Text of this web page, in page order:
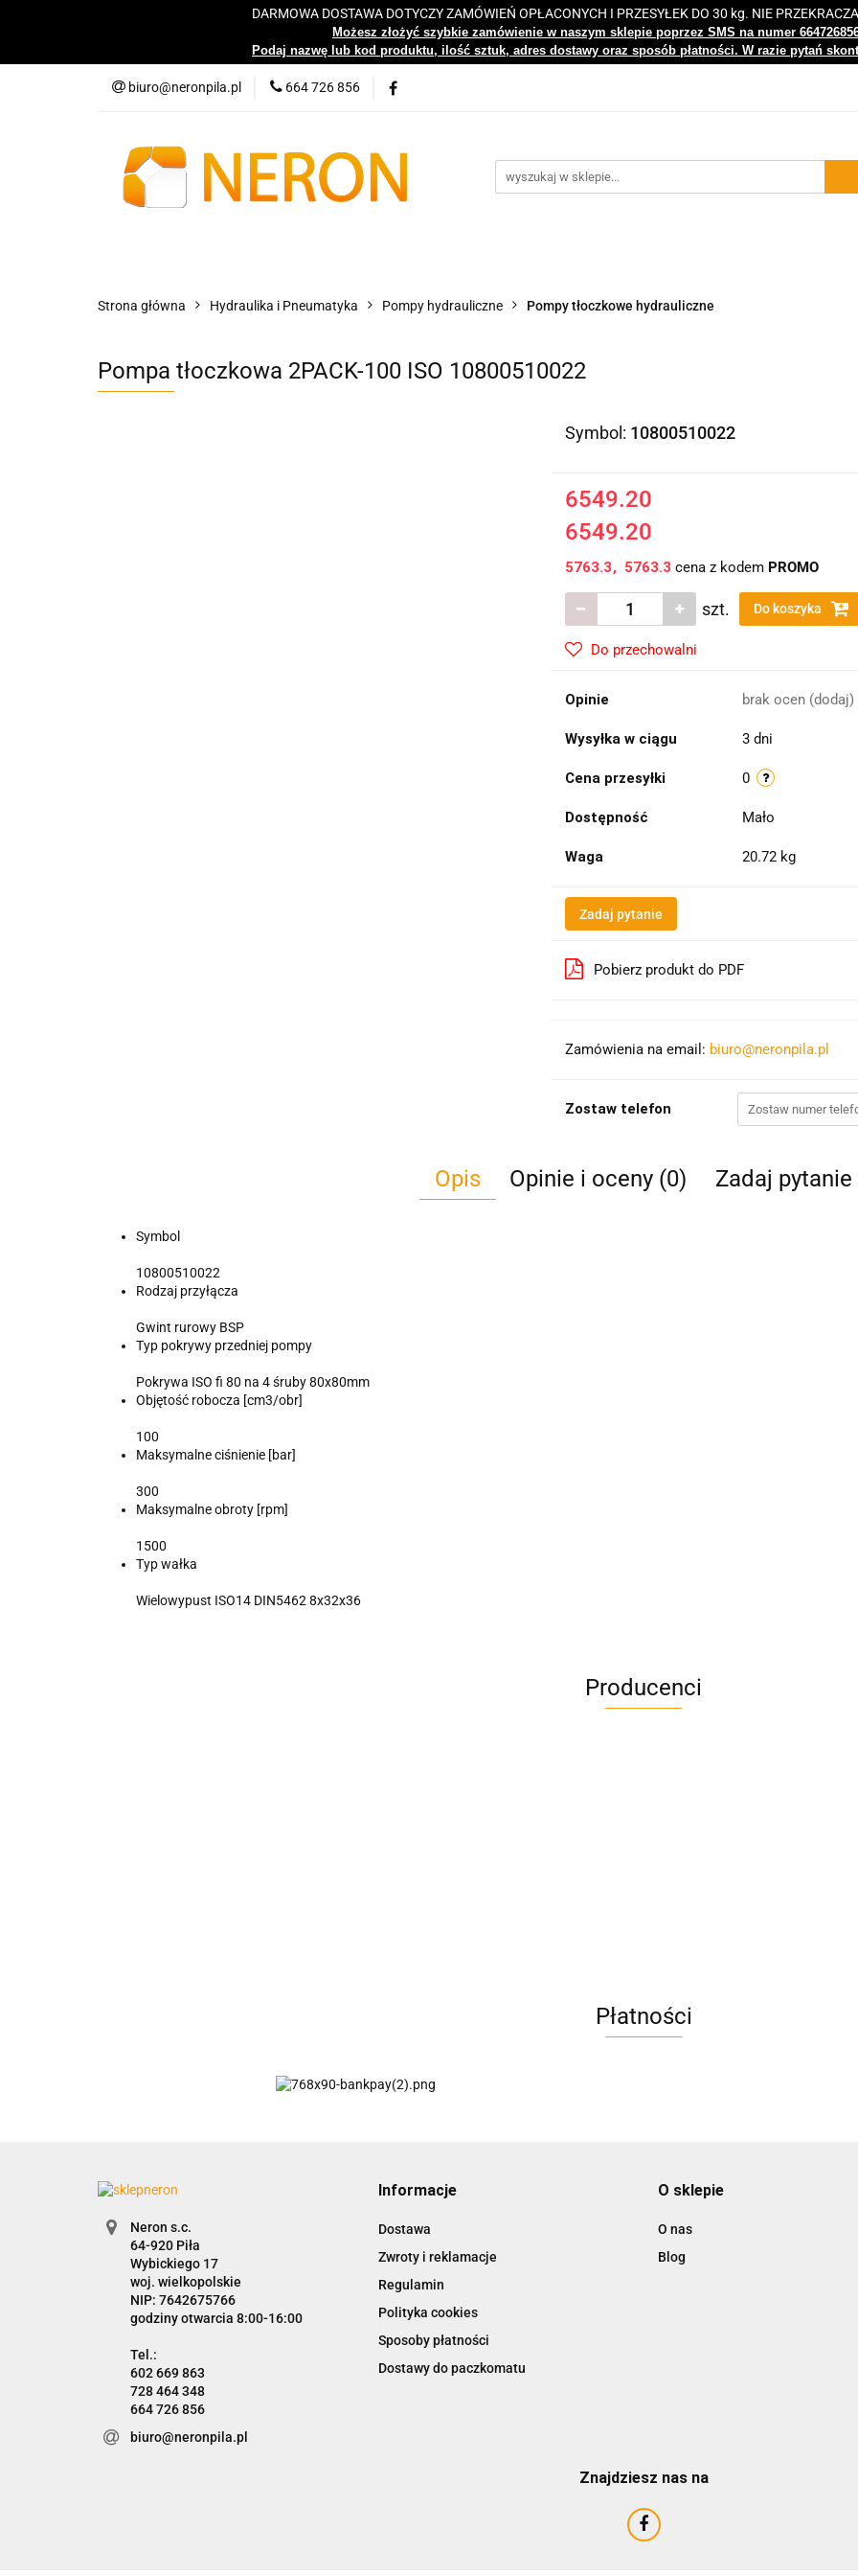
DARMOWA DOSTAWA DOTYCZY ZAMÓWIEŃ OPŁACONYCH I PRZESYŁEK DO 30 kg. NIE
Możesz złożyć szybkie zamówienie w naszym sklepie poprzez SMS na numer
Podaj nazwę lub kod produktu, ilość sztuk, adres dostawy oraz sposób płatności. W razie pytań
biuro@neronpila.pl 664 726 856
Katalogi Nowości Bestsellery Kontakt Centrum
Strona główna Hydraulika i Pneumatyka Pompy hydrauliczne Pompy tłoczkowe hydrauliczne
Pompa tłoczkowa 2PACK-100 ISO 10800510022
Symbol: 10800510022
6549.20
6549.20
5763.3 5763.3 cena z kodem PROMO
szt. Do koszyka
Do przechowalni
Opinie brak ocen (dodaj)
Wysyłka w ciągu 3 dni
Cena przesyłki 0
Dostępność Mało
Waga 20.72 kg
Zadaj pytanie
Pobierz produkt do PDF
Zamówienia na email: biuro@neronpila.pl
Zostaw telefon
Opis Opinie i oceny (0) Zadaj pytanie
Symbol
10800510022
Rodzaj przyłącza
Gwint rurowy BSP
Typ pokrywy przedniej pompy
Pokrywa ISO fi 80 na 4 śruby 80x80mm
Objętość robocza [cm3/obr]
100
Maksymalne ciśnienie [bar]
300
Maksymalne obroty [rpm]
1500
Typ wałka
Wielowypust ISO14 DIN5462 8x32x36
Producenci
AC EasyLine
AIRTAC
Płatności
Neron s.c.
Wybickiego 17
woj. wielkopolskie
NIP: 7642675766
godziny otwarcia 8:00-16:00
602 669 863
728 464 348
664 726 856
biuro@neronpila.pl
Informacje
Dostawa
Zwroty i reklamacje
Regulamin
Polityka cookies
Sposoby płatności
Dostawy do paczkomatu
O sklepie
O nas
Blog
Znajdziesz nas na